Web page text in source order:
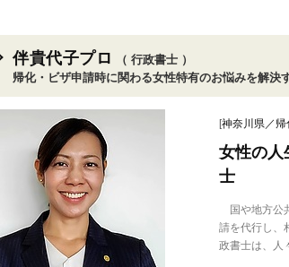
伴貴代子プロ
（ 行政書士 ）
帰化・ビザ申請時に関わる女性特有のお悩みを解決
[神奈川県／
女性の人
士
国や地方公
請を代行し、
政書士は、人